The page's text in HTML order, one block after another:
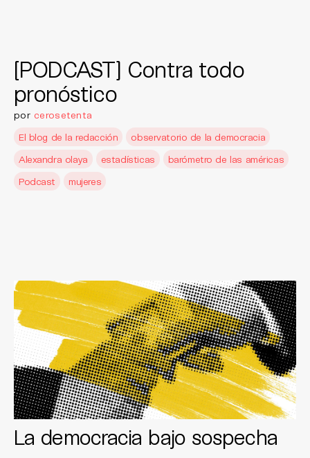
[PODCAST] Contra todo
pronóstico
por cerosetenta
El blog de la redacción
observatorio de la democracia
Alexandra olaya
estadísticas
barómetro de las américas
Podcast
mujeres
La democracia bajo sospecha